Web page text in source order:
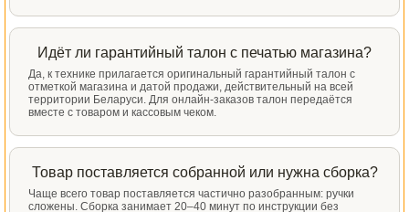
Идёт ли гарантийный талон с печатью магазина?
Да, к технике прилагается оригинальный гарантийный талон с
отметкой магазина и датой продажи, действительный на всей
территории Беларуси. Для онлайн-заказов талон передаётся
вместе с товаром и кассовым чеком.
Товар поставляется собранной или нужна сборка?
Чаще всего товар поставляется частично разобранным: ручки
сложены. Сборка занимает 20–40 минут по инструкции без